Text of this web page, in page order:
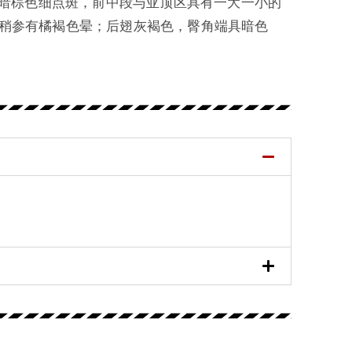
参有橘褐色晕；后翅灰褐色，臀角端具暗色